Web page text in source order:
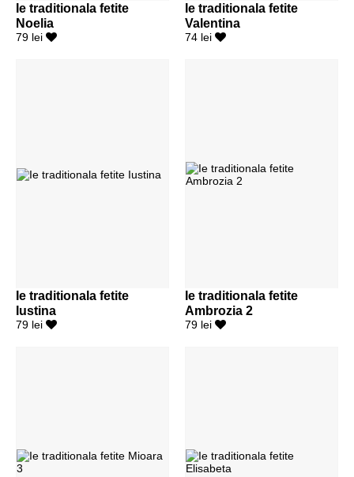
Ie traditionala fetite
Noelia
79 lei
Ie traditionala fetite
Valentina
74 lei
Ie traditionala fetite
Iustina
79 lei
Ie traditionala fetite
Ambrozia 2
79 lei